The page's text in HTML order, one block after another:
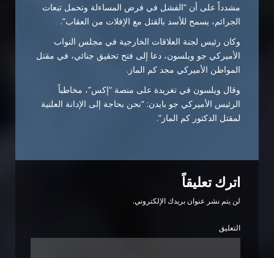
مشدداً على أن “الفشل في فرض المساءلة وتحمل تبعات
الجرائم، يسمح للأسد بالقتل مع الإفلات من العقاب”.
وكان رئيس لجنة العلاقات الخارجية في مجلس النواب
الأميركي جو ويلسون، دعا إلى فتح تحقيق جنائي، في مقتل
المواطن الأميركي مجد كم الماز.
وقال ويلسون في تغريدة على منصة “إكس”، مخاطباً
الرئيس الأميركي جو بايدن: “نحن بحاجة إلى الإدانة العلنية
لمقتل الدكتور كم الماز”.
اترك تعليقاً
لن يتم نشر عنوان بريدك الإلكتروني.
التعليق